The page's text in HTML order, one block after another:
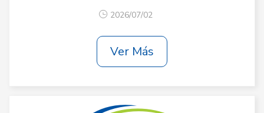
2026/07/02
Ver Más